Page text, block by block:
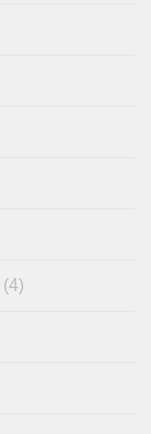
(4)